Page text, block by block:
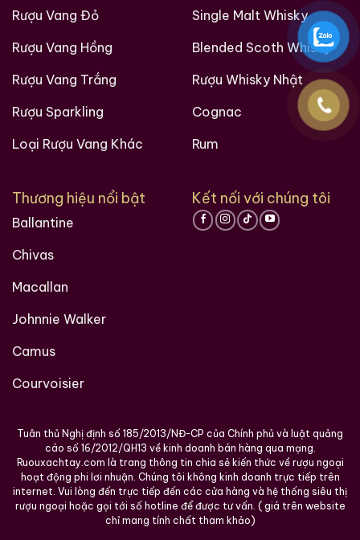
Rượu Thuốc Chí Bảo
500ml / 40%
0,0 (0 đánh giá)
Zalo
Rượu Vang Đỏ
Rượu Vang Hồng
Rượu Vang Trắng
Rượu Sparkling
Loại Rượu Vang Khác
Single Malt Whisky
Blended Scoth Whisky
Rượu Whisky Nhật
Cognac
Rum
Thương hiệu nổi bật
Ballantine
Chivas
Macallan
Johnnie Walker
Camus
Courvoisier
Kết nối với chúng tôi
Tuân thủ Nghị định số 185/2013/NĐ-CP của Chính phủ và luật quảng
cáo số 16/2012/QH13 về kinh doanh bán hàng qua mạng.
Ruouxachtay.com là trang thông tin chia sẻ kiến thức về rượu ngoại
hoạt động phi lơi nhuận. Chúng tôi không kinh doanh trực tiếp trên
internet. Vui lòng đến trực tiếp đến các cửa hàng và hệ thống siêu thị
rượu ngoại hoặc gọi tới số hotline để được tư vấn. ( giá trên website
chỉ mang tính chất tham khảo)